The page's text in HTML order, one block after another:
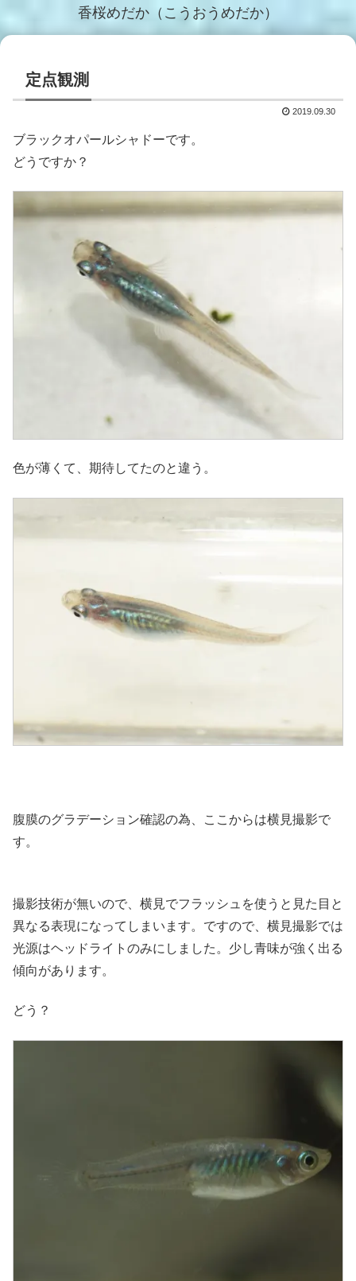
香桜めだか（こうおうめだか）
定点観測
2019.09.30
ブラックオパールシャドーです。
どうですか？
色が薄くて、期待してたのと違う。
腹膜のグラデーション確認の為、ここからは横見撮影で
す。
撮影技術が無いので、横見でフラッシュを使うと見た目と
異なる表現になってしまいます。ですので、横見撮影では
光源はヘッドライトのみにしました。少し青味が強く出る
傾向があります。
どう？